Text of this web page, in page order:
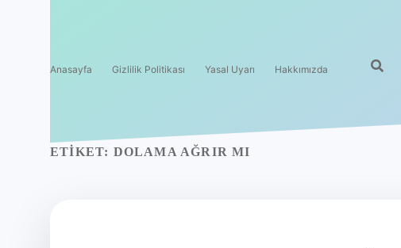
Anasayfa Gizlilik Politikası Yasal Uyarı Hakkımızda
ETIKET: DOLAMA AĞRIR MI